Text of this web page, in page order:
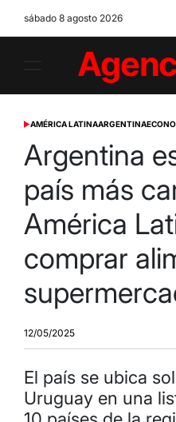
sábado 8 agosto 2026
Zero
POSTED
AMÉRICA LATINAARGENTINA
Argentina
país más
América
comprar
12/05/2025
El país se ubica
Uruguay en una